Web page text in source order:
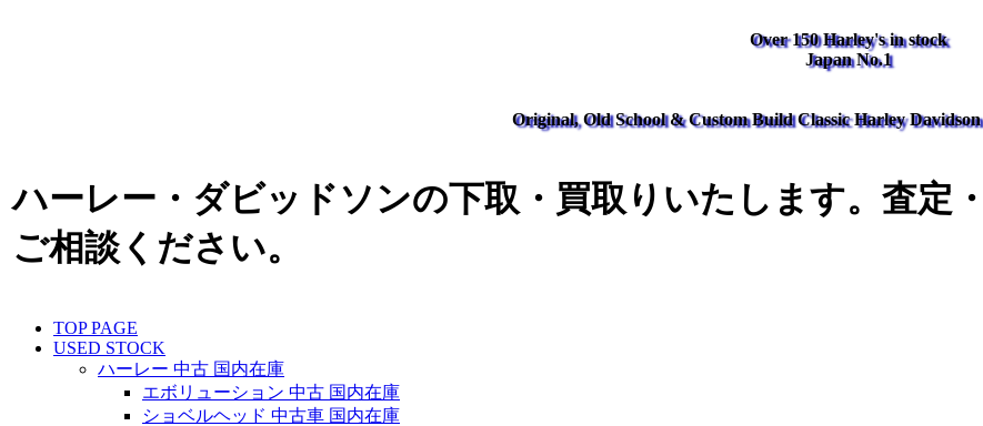
Over 150 Harley's in stock
Japan No.1
Original, Old School & Custom Build Classic Harley Davidson
ハーレー・ダビッドソンの下取・買取りいたします。査定
ご相談ください。
TOP PAGE
USED STOCK
ハーレー 中古 国内在庫
エボリューション 中古 国内在庫
ショベルヘッド 中古車 国内在庫